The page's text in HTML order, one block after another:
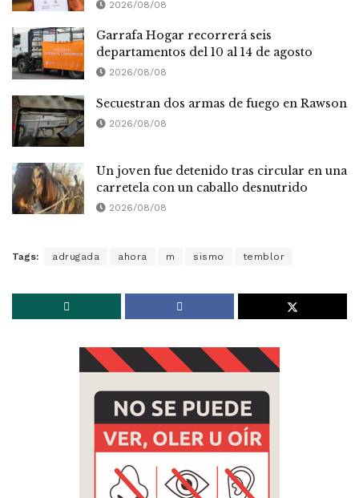
2026/08/08
Garrafa Hogar recorrerá seis
departamentos del 10 al 14 de agosto
2026/08/08
Secuestran dos armas de fuego en Rawson
2026/08/08
Un joven fue detenido tras circular en una
carretela con un caballo desnutrido
2026/08/08
Tags: adrugada ahora m sismo temblor